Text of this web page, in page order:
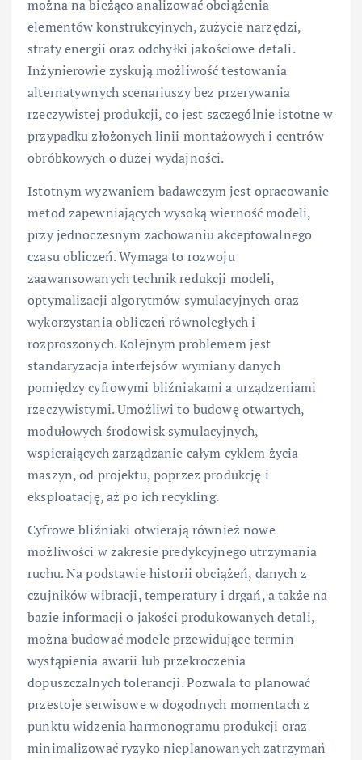
można na bieżąco analizować obciążenia
elementów konstrukcyjnych, zużycie narzędzi,
straty energii oraz odchyłki jakościowe detali.
Inżynierowie zyskują możliwość testowania
alternatywnych scenariuszy bez przerywania
rzeczywistej produkcji, co jest szczególnie istotne w
przypadku złożonych linii montażowych i centrów
obróbkowych o dużej wydajności.
Istotnym wyzwaniem badawczym jest opracowanie
metod zapewniających wysoką wierność modeli,
przy jednoczesnym zachowaniu akceptowalnego
czasu obliczeń. Wymaga to rozwoju
zaawansowanych technik redukcji modeli,
optymalizacji algorytmów symulacyjnych oraz
wykorzystania obliczeń równoległych i
rozproszonych. Kolejnym problemem jest
standaryzacja interfejsów wymiany danych
pomiędzy cyfrowymi bliźniakami a urządzeniami
rzeczywistymi. Umożliwi to budowę otwartych,
modułowych środowisk symulacyjnych,
wspierających zarządzanie całym cyklem życia
maszyn, od projektu, poprzez produkcję i
eksploatację, aż po ich recykling.
Cyfrowe bliźniaki otwierają również nowe
możliwości w zakresie predykcyjnego utrzymania
ruchu. Na podstawie historii obciążeń, danych z
czujników wibracji, temperatury i drgań, a także na
bazie informacji o jakości produkowanych detali,
można budować modele przewidujące termin
wystąpienia awarii lub przekroczenia
dopuszczalnych tolerancji. Pozwala to planować
przestoje serwisowe w dogodnych momentach z
punktu widzenia harmonogramu produkcji oraz
minimalizować ryzyko nieplanowanych zatrzymań